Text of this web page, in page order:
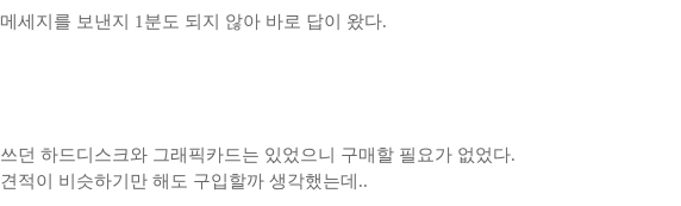
메세지를 보낸지 1분도 되지 않아 바로 답이 왔다.
쓰던 하드디스크와 그래픽카드는 있었으니 구매할 필요가 없었다.
견적이 비슷하기만 해도 구입할까 생각했는데..